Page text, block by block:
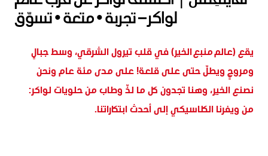
لواكر – تجربة • متعة • تسوّق
يقع (عالم منبع الخير) في قلب تيرول الشرقي، وسط جبالٍ
ومروجٍ ويطلّ حتى على قلعة! على مدى مئة عام ونحن
نصنع الخير، وهنا تجدون كل ما لذّ وطاب من حلويات لواكر:
من ويفرنا الكلاسيكي إلى أحدث ابتكاراتنا.